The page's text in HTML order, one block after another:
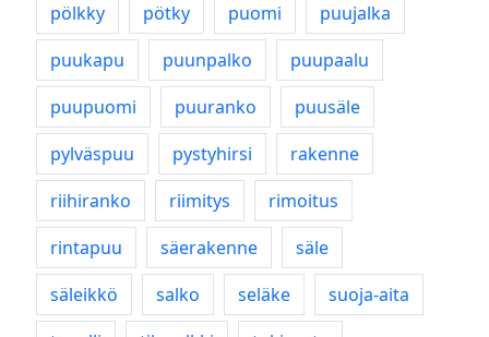
pölkky
pötky puomi
puujalka
puukapu
puunpalko
puupaalu
puupuomi
puuranko
puusäle
pylväspuu
pystyhirsi
rakenne
riihiranko
riimitys
rimoitus
rintapuu
säerakenne
säle
säleikkö
salko seläke
suoja-aita